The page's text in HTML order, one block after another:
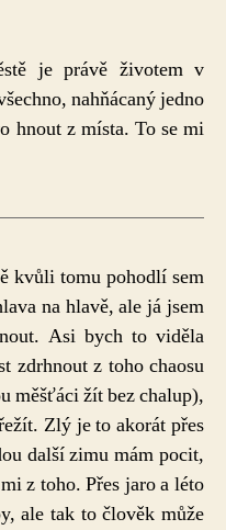
je právě životem v
nahňácaný jedno
hnout z místa. To se mi
kvůli tomu pohodlí sem
na hlavě, ale já jsem
Asi bych to viděla
zdrhnout z toho chaosu
měšťáci žít bez chalup),
Zlý je to akorát přes
další zimu mám pocit,
z toho. Přes jaro a léto
ale tak to člověk může